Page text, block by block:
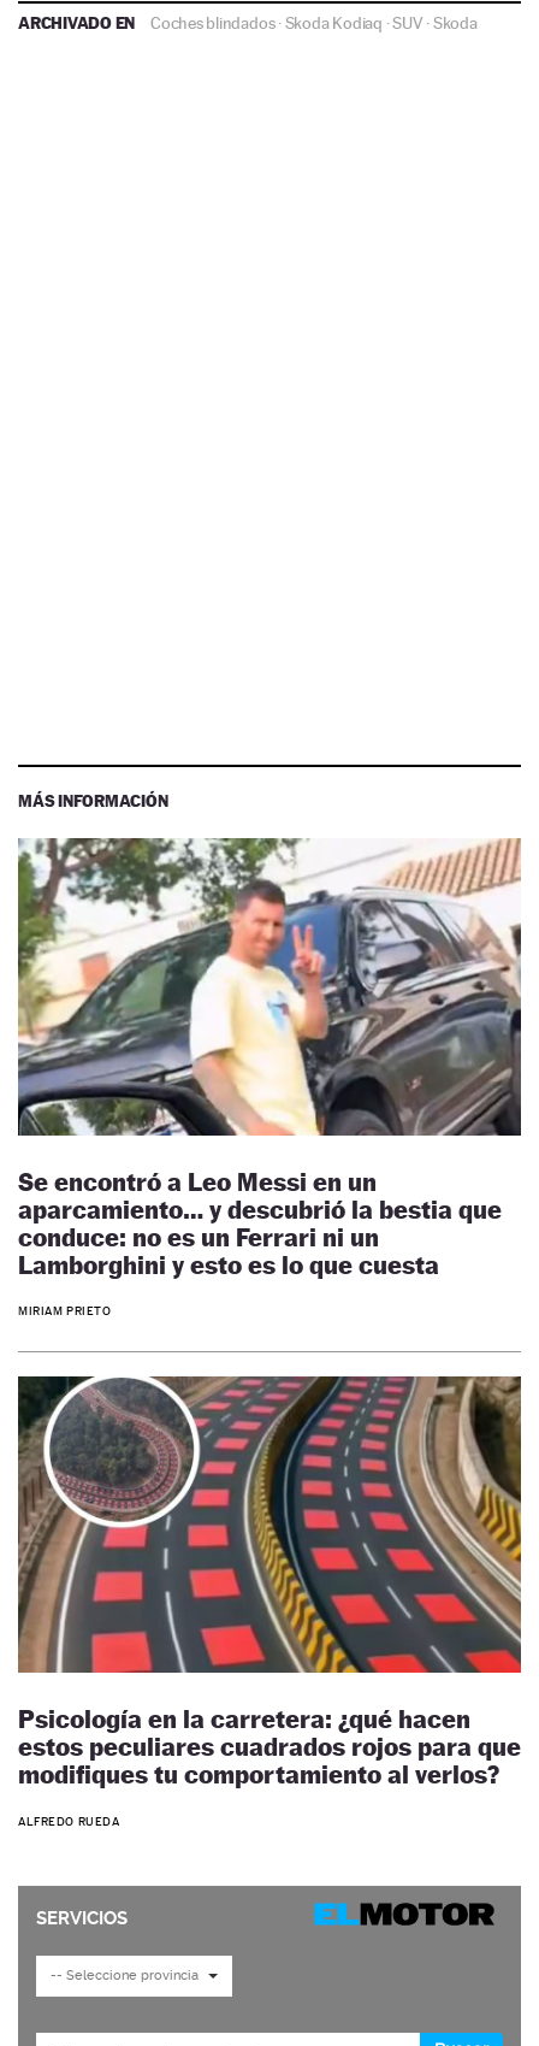
ARCHIVADO EN Coches blindados·Skoda Kodiaq ·SUV ·Skoda
MÁS INFORMACIÓN
Se encontró a Leo Messi en un
aparcamiento… y descubrió la bestia que
conduce: no es un Ferrari ni un
Lamborghini y esto es lo que cuesta
MIRIAM PRIETO
Psicología en la carretera: ¿qué hacen
estos peculiares cuadrados rojos para que
modifiques tu comportamiento al verlos?
ALFREDO RUEDA